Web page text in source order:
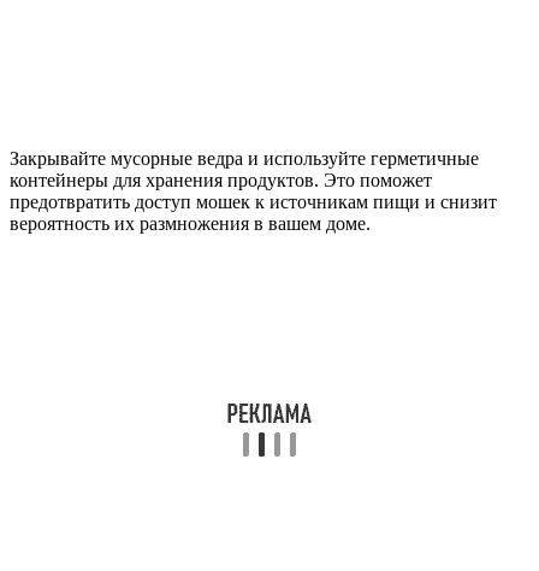
Закрывайте мусорные ведра и используйте герметичные
контейнеры для хранения продуктов. Это поможет
предотвратить доступ мошек к источникам пищи и снизит
вероятность их размножения в вашем доме.